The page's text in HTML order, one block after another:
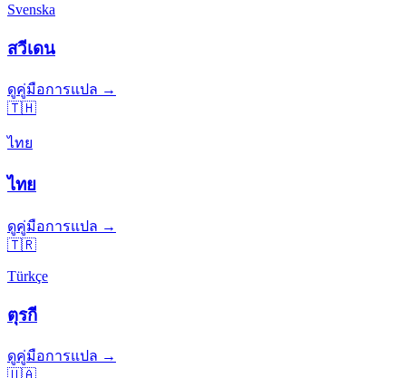
Svenska
สวีเดน
ดูคู่มือการแปล →
🇹🇭
ไทย
ไทย
ดูคู่มือการแปล →
🇹🇷
Türkçe
ตุรกี
ดูคู่มือการแปล →